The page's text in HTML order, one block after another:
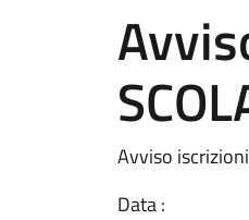
Avviso
Data :